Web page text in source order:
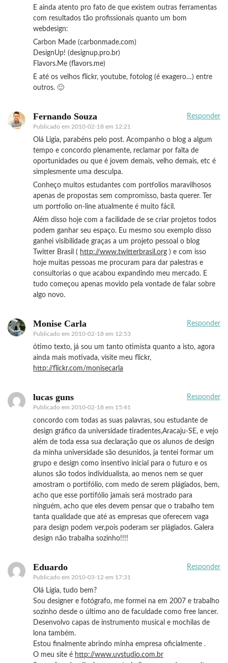
E ainda atento pro fato de que existem outras ferramentas
com resultados tão profissionais quanto um bom
webdesign:
Carbon Made (carbonmade.com)
DesignUp! (designup.pro.br)
Flavors.Me (flavors.me)
E até os velhos flickr, youtube, fotolog (é exagero…) entre
outros. 🙂
Fernando Souza
Publicado em 2010-02-18 em 12:21
Responder
Olá Ligia, parabéns pelo post. Acompanho o blog a algum
tempo e concordo plenamente, reclamar por falta de
oportunidades ou que é jovem demais, velho demais, etc é
simplesmente uma desculpa.
Conheço muitos estudantes com portfolios maravilhosos
apenas de propostas sem compromisso, basta querer. Ter
um portfolio on-line atualmente é muito fácil.
Além disso hoje com a facilidade de se criar projetos todos
podem ganhar seu espaço. Eu mesmo sou exemplo disso
ganhei visibilidade graças a um projeto pessoal o blog
Twitter Brasil ( http://www.twitterbrasil.org ) e com isso
hoje muitas pessoas me procuram para dar palestras e
consultorias o que acabou expandindo meu mercado. E
tudo começou apenas movido pela vontade de falar sobre
algo novo.
Monise Carla
Publicado em 2010-02-18 em 12:53
Responder
ótimo texto, já sou um tanto otimista quanto a isto, agora
ainda mais motivada, visite meu flickr,
http://flickr.com/monisecarla
lucas guns
Publicado em 2010-02-18 em 15:41
Responder
concordo com todas as suas palavras, sou estudante de
design gráfico da universidade tiradentes,Aracaju-SE, e vejo
além de toda essa sua declaração que os alunos de design
da minha universidade são desunidos, ja tentei formar um
grupo e design como insentivo inicial para o futuro e os
alunos são todos individualista, ao menos nem se quer
amostram o portifólio, com medo de serem plágiados, bem,
acho que esse portifólio jamais será mostrado para
ninguém, acho que eles devem pensar que o trabalho tem
tanta qualidade que até as empresas que oferecem vaga
para design podem ver,pois poderam ser plágiados. Galera
design não trabalha sozinho!!!!
Eduardo
Publicado em 2010-03-12 em 17:31
Responder
Olá Lígia, tudo bem?
Sou designer e fotógrafo, me formei na em 2007 e trabalho
sozinho desde o último ano de faculdade como free lancer.
Desenvolvo capas de instrumento musical e mochilas de
lona também.
Estou finalmente abrindo minha empresa oficialmente .
O meu site é http://www.uvstudio.com.br